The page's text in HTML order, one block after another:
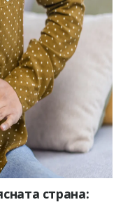
страна: